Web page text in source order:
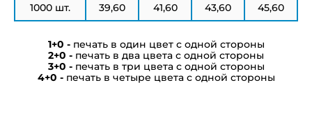
1000 шт. 39,60 41,60 43,60 45,60
печать в один цвет с одной стороны
печать в два цвета с одной стороны
печать в три цвета с одной стороны
печать в четыре цвета с одной стороны